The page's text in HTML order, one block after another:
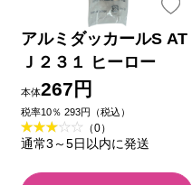
アルミダッカールS AT
Ｊ２３１ ヒーロー
本体267円
税率10％ 293円（税込）
（0）
通常3～5日以内に発送